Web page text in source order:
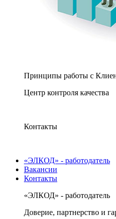
Принципы работы с
Центр контроля качества
Контакты
«ЭЛКОД» - работодатель
Вакансии
Контакты
«ЭЛКОД» - работодатель
Доверие, партнерство и